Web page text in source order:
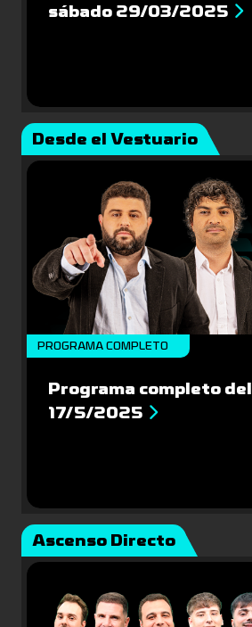
sábado 29/03/2025
Desde el Vestuario
PROGRAMA COMPLETO
Programa completo del
17/5/2025
Ascenso Directo